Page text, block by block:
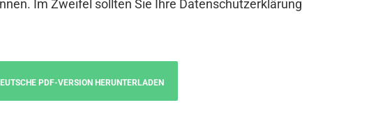
Im Zweifel sollten Sie Ihre Datenschutzerklärung
PDF-VERSION HERUNTERLADEN